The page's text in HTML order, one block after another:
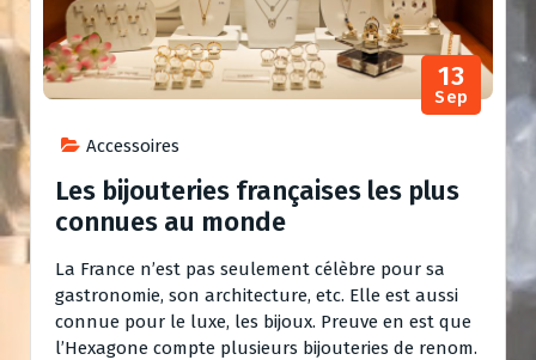
Accessoires
13
Sep
Les bijouteries françaises les plus
connues au monde
La France n’est pas seulement célèbre pour sa
gastronomie, son architecture, etc. Elle est aussi
connue pour le luxe, les bijoux. Preuve en est que
l’Hexagone compte plusieurs bijouteries de renom.